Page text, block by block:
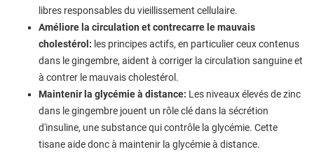
libres responsables du vieillissement cellulaire.
Améliore la circulation et contrecarre le mauvais
cholestérol: les principes actifs, en particulier ceux contenus
dans le gingembre, aident à corriger la circulation sanguine et
à contrer le mauvais cholestérol.
Maintenir la glycémie à distance: Les niveaux élevés de zinc
dans le gingembre jouent un rôle clé dans la sécrétion
d'insuline, une substance qui contrôle la glycémie. Cette
tisane aide donc à maintenir la glycémie à distance.